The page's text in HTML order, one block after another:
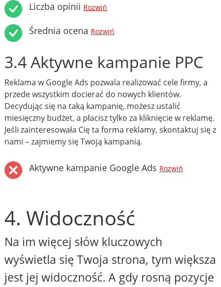
Liczba opinii Rozwiń
Średnia ocena Rozwiń
3.4 Aktywne kampanie PPC
Reklama w Google Ads pozwala realizować cele firmy, a
przede wszystkim docierać do nowych klientów.
Decydując się na taką kampanię, możesz ustalić
miesięczny budżet, a płacisz tylko za kliknięcie w reklamę.
Jeśli zainteresowała Cię ta forma reklamy, skontaktuj się z
nami – zajmiemy się Twoją kampanią.
Aktywne kampanie Google Ads Rozwiń
4. Widoczność
Na im więcej słów kluczowych
wyświetla się Twoja strona, tym większa
jest jej widoczność. A gdy rosną pozycje